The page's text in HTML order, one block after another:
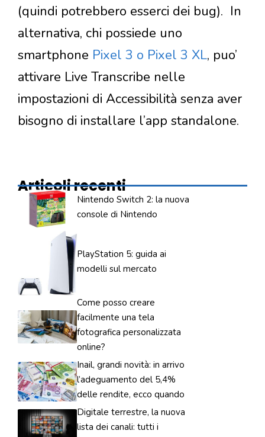
(quindi potrebbero esserci dei bug). In
alternativa, chi possiede uno
smartphone Pixel 3 o Pixel 3 XL, puo’
attivare Live Transcribe nelle
impostazioni di Accessibilità senza aver
bisogno di installare l’app standalone.
Articoli recenti
Nintendo Switch 2: la nuova
console di Nintendo
PlayStation 5: guida ai
modelli sul mercato
Come posso creare
facilmente una tela
fotografica personalizzata
online?
Inail, grandi novità: in arrivo
l’adeguamento del 5,4%
delle rendite, ecco quando
Digitale terrestre, la nuova
lista dei canali: tutti i